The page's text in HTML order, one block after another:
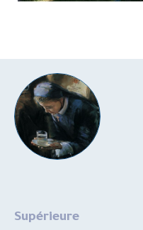
Supérieure